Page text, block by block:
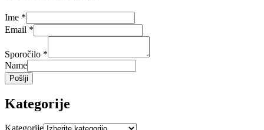
Ime *
Email *
Sporočilo *
Name
Pošlji
Kategorije